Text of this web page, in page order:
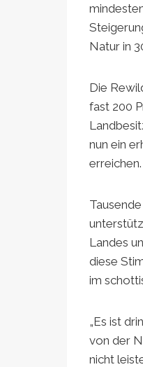
Natur in
Die
fast 200
nun ein
erreichen.
Landes
diese
im
„Es ist
von der
nicht